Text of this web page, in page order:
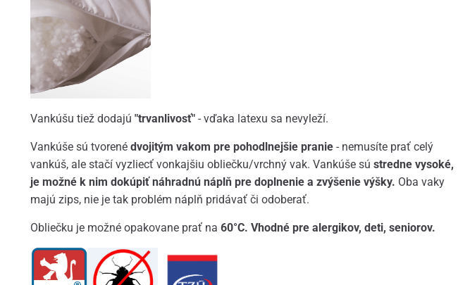
Vankúšu tiež dodajú "trvanlivosť"- vďaka latexu sa nevyleží.
Vankúše sú tvorené dvojitým vakom pre pohodlnejšie pranie- nemusíte prať celý
vankúš, ale stačí vyzliecť vonkajšiu obliečku/vrchný vak. Vankúše sú stredne vysoké,
je možné k nim dokúpiť náhradnú náplň pre doplnenie a zvýšenie výšky. Oba vaky
majú zips, nie je tak problém náplň pridávať či odoberať.
Obliečku je možné opakovane prať na 60°C. Vhodné pre alergikov, deti, seniorov.